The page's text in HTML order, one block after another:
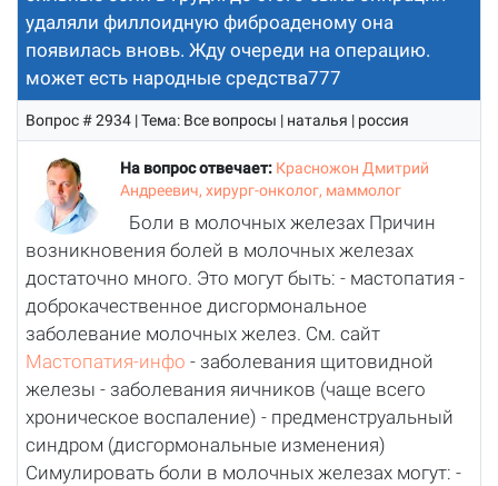
удаляли филлоидную фиброаденому она
появилась вновь. Жду очереди на операцию.
может есть народные средства777
Вопрос # 2934 | Тема: Все вопросы | наталья | россия
На вопрос отвечает: Красножон Дмитрий
Андреевич, хирург-онколог, маммолог
Боли в молочных железах Причин
возникновения болей в молочных железах
достаточно много. Это могут быть: - мастопатия -
доброкачественное дисгормональное
заболевание молочных желез. См. сайт
Мастопатия-инфо - заболевания щитовидной
железы - заболевания яичников (чаще всего
хроническое воспаление) - предменструальный
синдром (дисгормональные изменения)
Симулировать боли в молочных железах могут: -